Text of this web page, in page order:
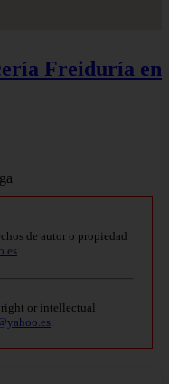
Freiduría en
de autor o propiedad
or intellectual